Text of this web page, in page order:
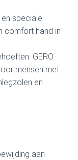
speciale
comfort hand in
GERO
mensen met
en
aan